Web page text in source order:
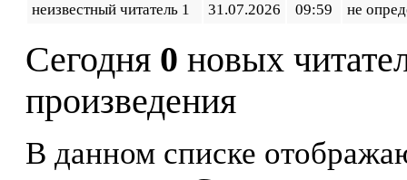
неизвестный читатель 1
31.07.2026 09:59 не
Сегодня 0 новых
произведения
В данном списке